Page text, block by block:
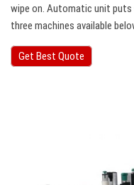
wipe on. Automatic unit puts
three machines available
Get Best Quote